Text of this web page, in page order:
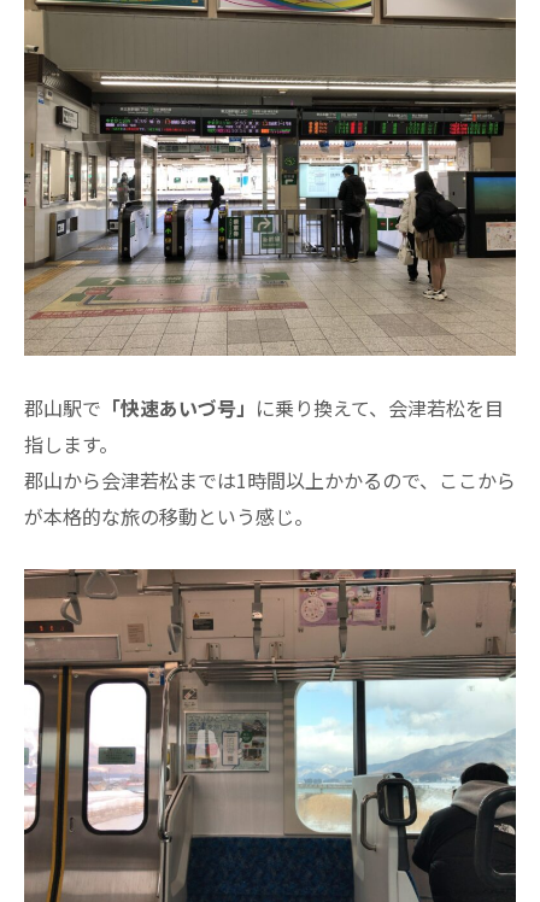
郡山駅で 「快速あいづ号」 に乗り換えて、会津若松を目
指します。
郡山から会津若松までは1時間以上かかるので、ここから
が本格的な旅の移動という感じ。